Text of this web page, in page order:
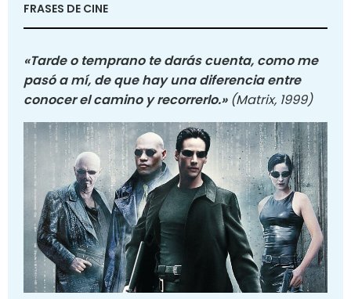
FRASES DE CINE
«Tarde o temprano te darás cuenta, como me
pasó a mí, de que hay una diferencia entre
conocer el camino y recorrerlo.» (Matrix, 1999)